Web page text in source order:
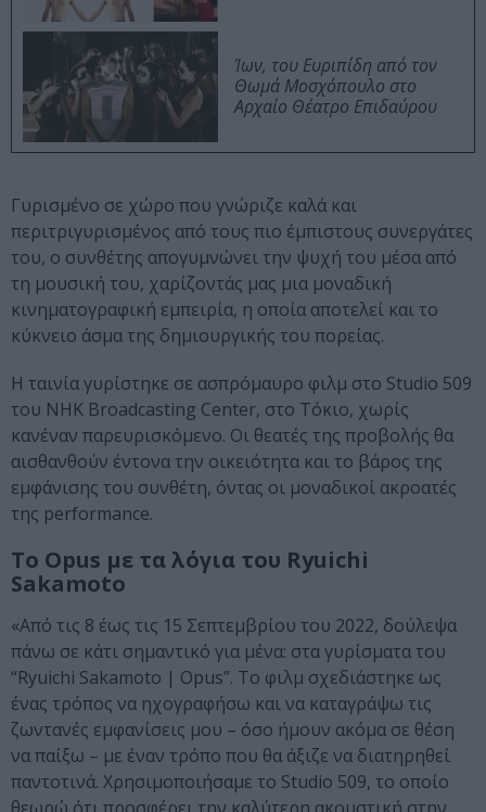
Ίων, του Ευριπίδη από τον
Θωμά Μοσχόπουλο στο
Αρχαίο Θέατρο Επιδαύρου
Γυρισμένο σε χώρο που γνώριζε καλά και
περιτριγυρισμένος από τους πιο έμπιστους συνεργάτες
του, ο συνθέτης απογυμνώνει την ψυχή του μέσα από
τη μουσική του, χαρίζοντάς μας μια μοναδική
κινηματογραφική εμπειρία, η οποία αποτελεί και το
κύκνειο άσμα της δημιουργικής του πορείας.
Η ταινία γυρίστηκε σε ασπρόμαυρο φιλμ στο Studio 509
του NHK Broadcasting Center, στο Τόκιο, χωρίς
κανέναν παρευρισκόμενο. Οι θεατές της προβολής θα
αισθανθούν έντονα την οικειότητα και το βάρος της
εμφάνισης του συνθέτη, όντας οι μοναδικοί ακροατές
της performance.
Το Opus με τα λόγια του Ryuichi
Sakamoto
«Από τις 8 έως τις 15 Σεπτεμβρίου του 2022, δούλεψα
πάνω σε κάτι σημαντικό για μένα: στα γυρίσματα του
“Ryuichi Sakamoto | Opus”. Το φιλμ σχεδιάστηκε ως
ένας τρόπος να ηχογραφήσω και να καταγράψω τις
ζωντανές εμφανίσεις μου – όσο ήμουν ακόμα σε θέση
να παίξω – με έναν τρόπο που θα άξιζε να διατηρηθεί
παντοτινά. Χρησιμοποιήσαμε το Studio 509, το οποίο